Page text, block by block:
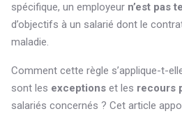
spécifique, un employeur n’est pas
d’objectifs à un salarié dont le
maladie.
Comment cette règle s’applique-t-
sont les exceptions et les recours
salariés concernés ? Cet article